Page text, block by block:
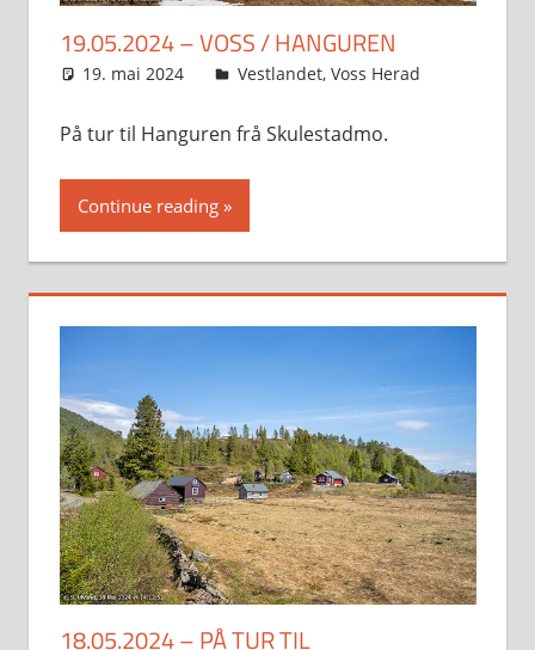
19.05.2024 – VOSS / HANGUREN
19. mai 2024 Svein
Vestlandet, Voss Herad
På tur til Hanguren frå Skulestadmo.
Continue reading
18.05.2024 – PÅ TUR TIL